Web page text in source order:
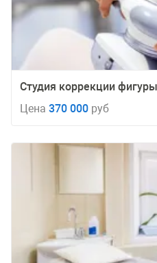
Студия коррекции
Цена 370 000 руб